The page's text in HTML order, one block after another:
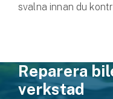
svalna innan du
Reparera
verkstad